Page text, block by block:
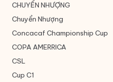
CHUYỂN NHƯỢNG
Chuyển Nhượng
Concacaf Championship Cup
COPA AMERRICA
CSL
Cup C1